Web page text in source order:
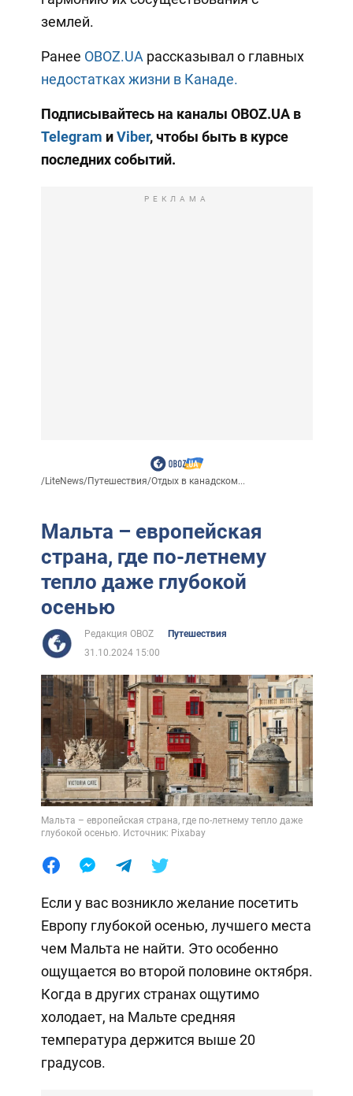
землей.
Ранее OBOZ.UA рассказывал о главных
недостатках жизни в Канаде.
Подписывайтесь на каналы OBOZ.UA в
Telegram иViber, чтобы быть в курсе
последних событий.
РЕКЛАМА
/LiteNews/Путешествия/Отдых в канадском...
Мальта – европейская
страна, где по-летнему
тепло даже глубокой
осенью
Редакция OBOZ
Путешествия
31.10.2024 15:00
Мальта – европейская страна, где по-летнему тепло даже
глубокой осенью. Источник: Pixabay
Если у вас возникло желание посетить
Европу глубокой осенью, лучшего места
чем Мальта не найти. Это особенно
ощущается во второй половине октября.
Когда в других странах ощутимо
холодает, на Мальте средняя
температура держится выше 20
градусов.